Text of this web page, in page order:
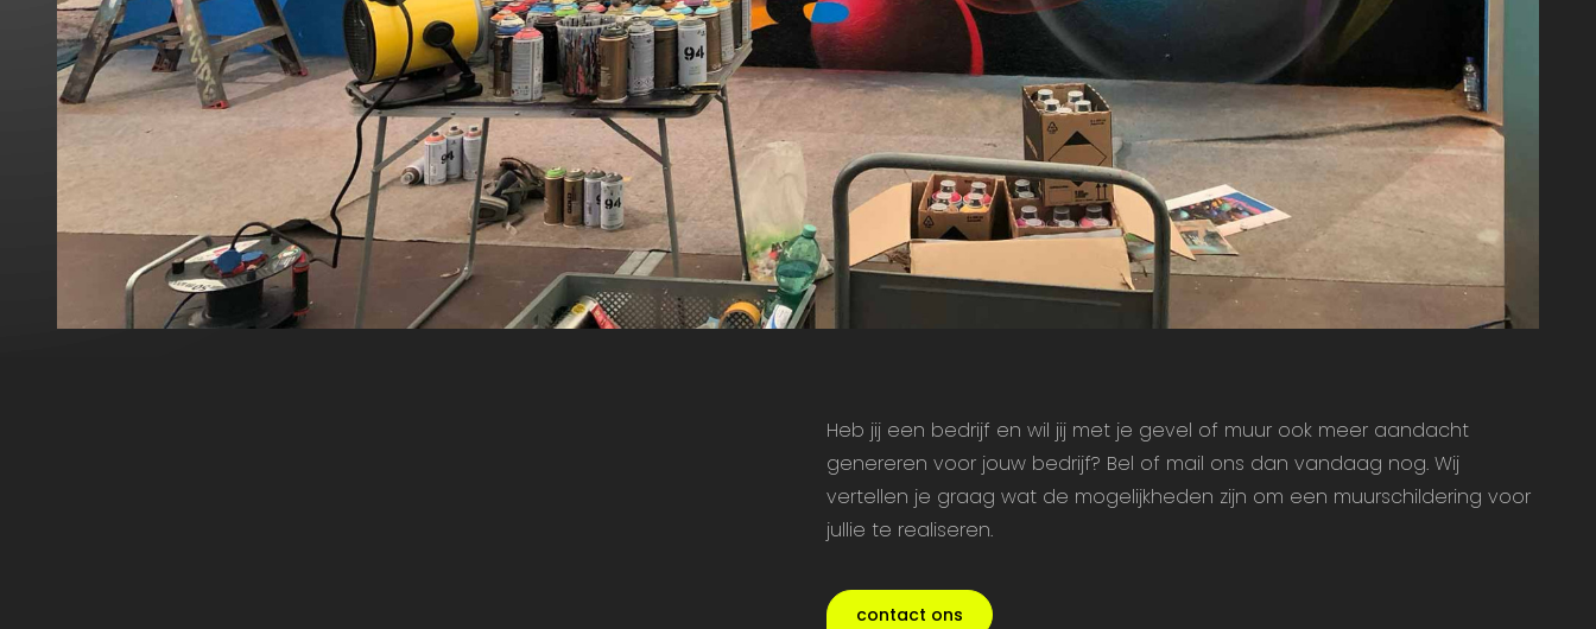
Heb jij een bedrijf en wil jij met je gevel of muur ook meer aandacht
genereren voor jouw bedrijf? Bel of mail ons dan vandaag nog. Wij
vertellen je graag wat de mogelijkheden zijn om een muurschildering voor
jullie te realiseren.
contact ons